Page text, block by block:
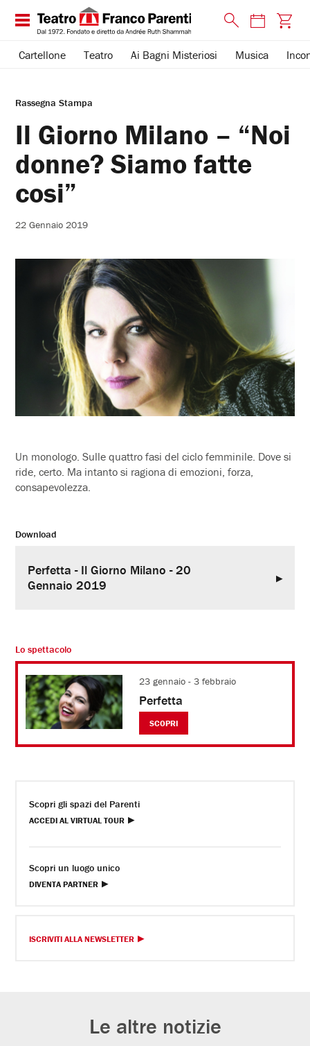
Cartellone Teatro Ai Bagni Misteriosi Musica
Rassegna Stampa
Il Giorno Milano – “Noi
donne? Siamo fatte
cosi”
22 Gennaio 2019
Un monologo. Sulle quattro fasi del ciclo femminile. Dove si
ride, certo. Ma intanto si ragiona di emozioni, forza,
consapevolezza.
Download
Perfetta - Il Giorno Milano - 20
Gennaio 2019
Lo spettacolo
23 gennaio - 3 febbraio
Perfetta
SCOPRI
Scopri gli spazi del Parenti
ACCEDI AL VIRTUAL TOUR
Scopri un luogo unico
DIVENTA PARTNER
ISCRIVITI ALLA NEWSLETTER
Le altre notizie